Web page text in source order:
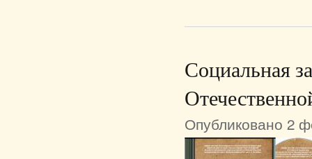
Социальная
Опубликовано 2